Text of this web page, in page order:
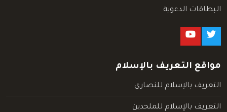
البطاقات الدعوية
مواقع التعريف بالإسلام
التعريف بالإسلام للنصارى
التعريف بالإسلام للملحدين